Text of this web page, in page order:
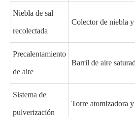
Niebla de sal
recolectada
Colector de niebla
Precalentamiento
de aire
Barril de aire
Sistema de
pulverización
Torre atomizadora